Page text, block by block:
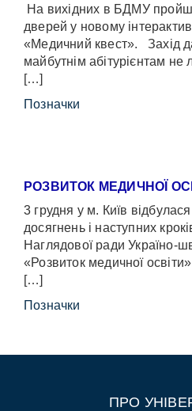
На вихідних в БДМУ
дверей у новому
«Медичний квест». Захід
майбутнім абітурієнтам
[…]
Позначки
РОЗВИТОК МЕДИЧНОЇ
3 грудня у м. Київ
досягнень і наступних
Наглядової ради Україно-
«Розвиток медичної
[…]
Позначки
ПРО